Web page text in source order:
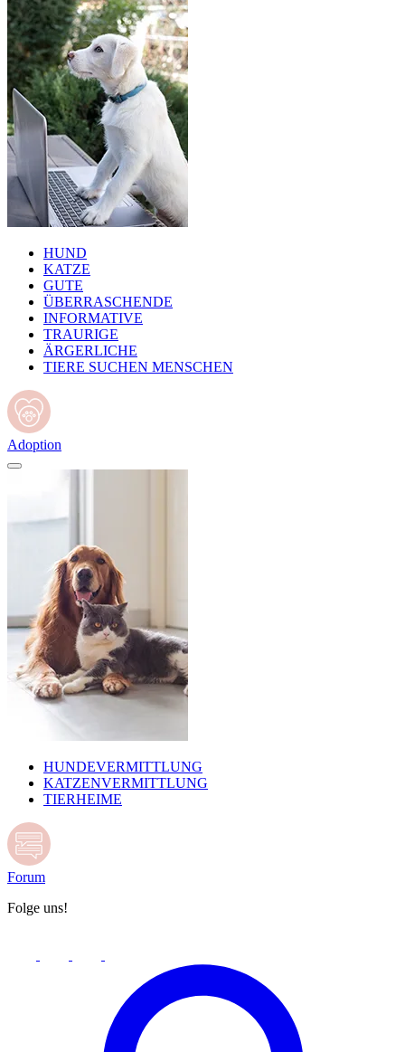
HUND
KATZE
GUTE
ÜBERRASCHENDE
INFORMATIVE
TRAURIGE
ÄRGERLICHE
TIERE SUCHEN MENSCHEN
Adoption
HUNDEVERMITTLUNG
KATZENVERMITTLUNG
TIERHEIME
Forum
Folge uns!